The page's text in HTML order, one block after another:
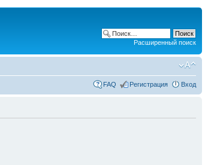
Расширенный поиск
FAQ Регистрация Вход